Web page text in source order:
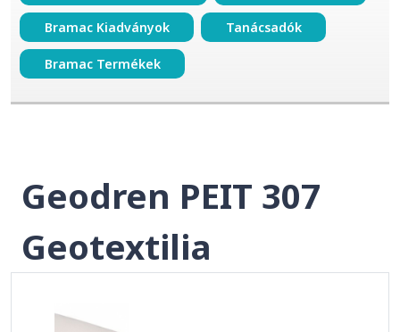
Bramac Kiadványok Tanácsadók
Bramac Termékek
Geodren PEIT 307
Geotextilia